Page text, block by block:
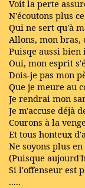
Voit la perte
N'écoutons plus
Qui ne sert qu'à
Allons, mon bras,
Puisqe aussi
Oui, mon esprit
Dois-je pas mon
Que je meure au
Je rendrai mon
Je m'accuse déjà
Courons à la
Et tous honteux
Ne soyons plus
(Puisque
Si l'offenseur est
.....